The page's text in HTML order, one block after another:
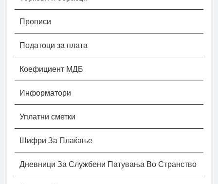
Прописи
Податоци за плата
Коефициент МДБ
Информатори
Уплатни сметки
Шифри За Плаќање
Дневници За Службени Патувања Во Странство